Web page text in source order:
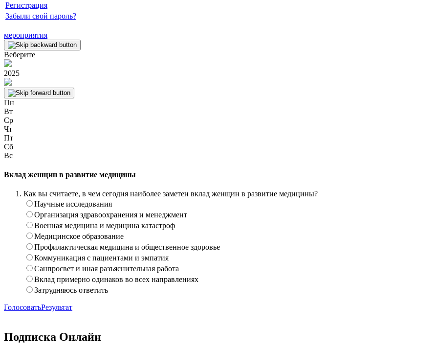
Регистрация
Забыли свой пароль?
мероприятия
Веберите
2025
Пн
Вт
Ср
Чт
Пт
Сб
Вс
Вклад женщин в развитие медицины
Как вы считаете, в чем сегодня наиболее заметен вклад женщин в развитие медицины?
Научные исследования
Организация здравоохранения и менеджмент
Военная медицина и медицина катастроф
Медицинское образование
Профилактическая медицина и общественное здоровье
Коммуникация с пациентами и эмпатия
Санпросвет и иная разъяснительная работа
Вклад примерно одинаков во всех направлениях
Затрудняюсь ответить
ГолосоватьРезультат
Подписка Онлайн